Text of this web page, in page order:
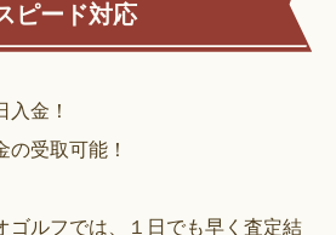
ピード対応
金！
受取可能！
ゴルフでは、１日でも早く査定結